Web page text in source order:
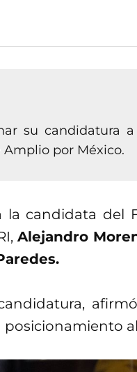
su candidatura
Amplio por México.
la candidata del
Alejandro